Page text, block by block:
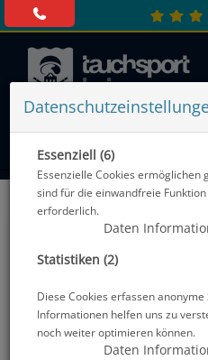
Essenziell (6)
Essenzielle Cookies ermöglichen
sind für die einwandfreie
erforderlich.
Daten
Statistiken (2)
Diese Cookies erfassen anonyme
Informationen helfen uns zu
noch weiter optimieren können.
Daten